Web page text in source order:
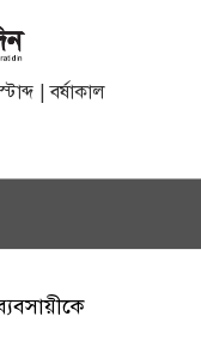
| বর্ষাকাল